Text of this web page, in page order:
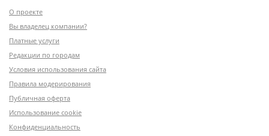
О проекте
Вы владелец компании?
Платные услуги
Редакции по городам
Условия использования сайта
Правила модерирования
Публичная оферта
Использование cookie
Конфиденциальность